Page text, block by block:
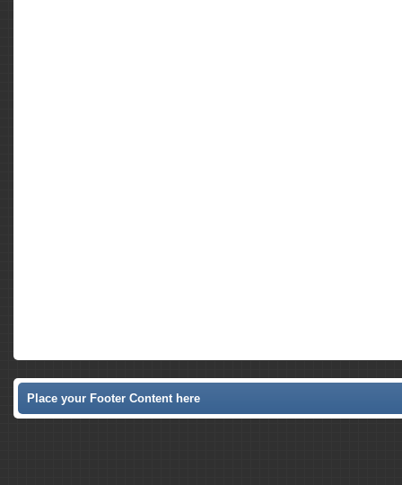
Place your Footer Content here